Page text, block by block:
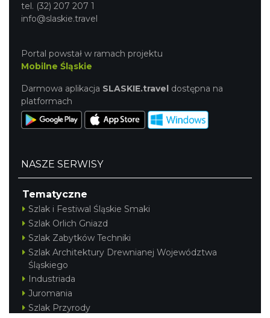
tel. (32) 207 207 1
info@slaskie.travel
Portal powstał w ramach projektu
Mobilne Śląskie
Darmowa aplikacja SLASKIE.travel dostępna na
platformach
NASZE SERWISY
Tematyczne
Szlak i Festiwal Śląskie Smaki
Szlak Orlich Gniazd
Szlak Zabytków Techniki
Szlak Architektury Drewnianej Województwa
Śląskiego
Industriada
Juromania
Szlak Przyrody